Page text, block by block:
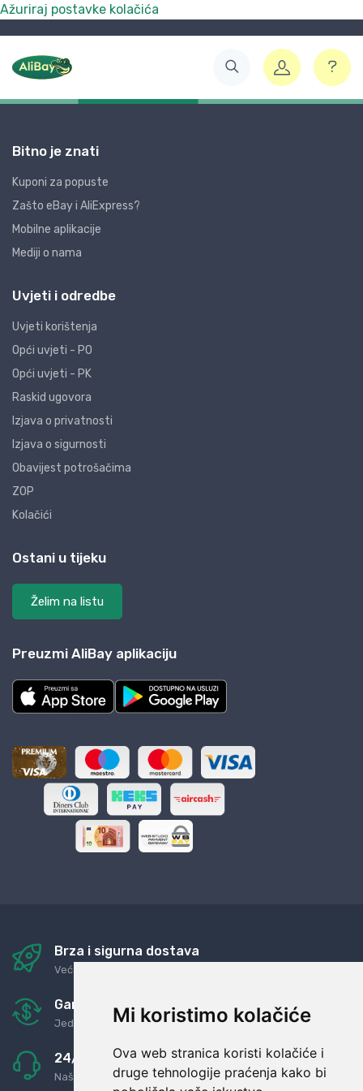
Mi koristimo kolačiće
Ova web stranica koristi kolačiće i
druge tehnologije praćenja kako bi
Ažuriraj postavke kolačića
Bitno je znati
Kuponi za popuste
Zašto eBay i AliExpress?
Mobilne aplikacije
Mediji o nama
Uvjeti i odredbe
Uvjeti korištenja
Opći uvjeti - PO
Opći uvjeti - PK
Raskid ugovora
Izjava o privatnosti
Izjava o sigurnosti
Obavijest potrošačima
ZOP
Kolačići
Ostani u tijeku
Želim na listu
Preuzmi AliBay aplikaciju
Brza i sigurna dostava
Već za nekoliko dana kod vas
Garancija u povrat novaca
Jednostavno pravilo: Roba za novac
24/7 odlična podrška
Naši agenti uvijek na raspolaganju